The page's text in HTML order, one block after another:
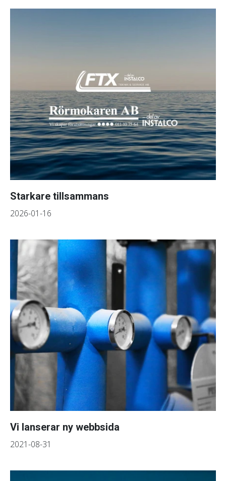
Starkare tillsammans
2026-01-16
Vi lanserar ny webbsida
2021-08-31